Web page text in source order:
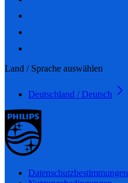
Land / Sprache auswählen
Deutschland / Deutsch
Datenschutzbestimmungen